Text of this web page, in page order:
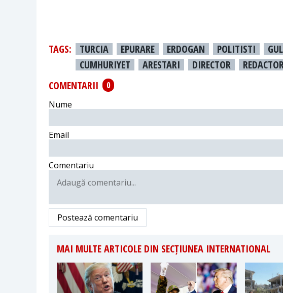
TAGS: TURCIA EPURARE ERDOGAN POLITISTI
CUMHURIYET
ARESTARI DIRECTOR
COMENTARII
0
Nume
Email
Comentariu
Postează comentariu
MAI MULTE ARTICOLE DIN SECȚIUNEA INTERNATIONAL